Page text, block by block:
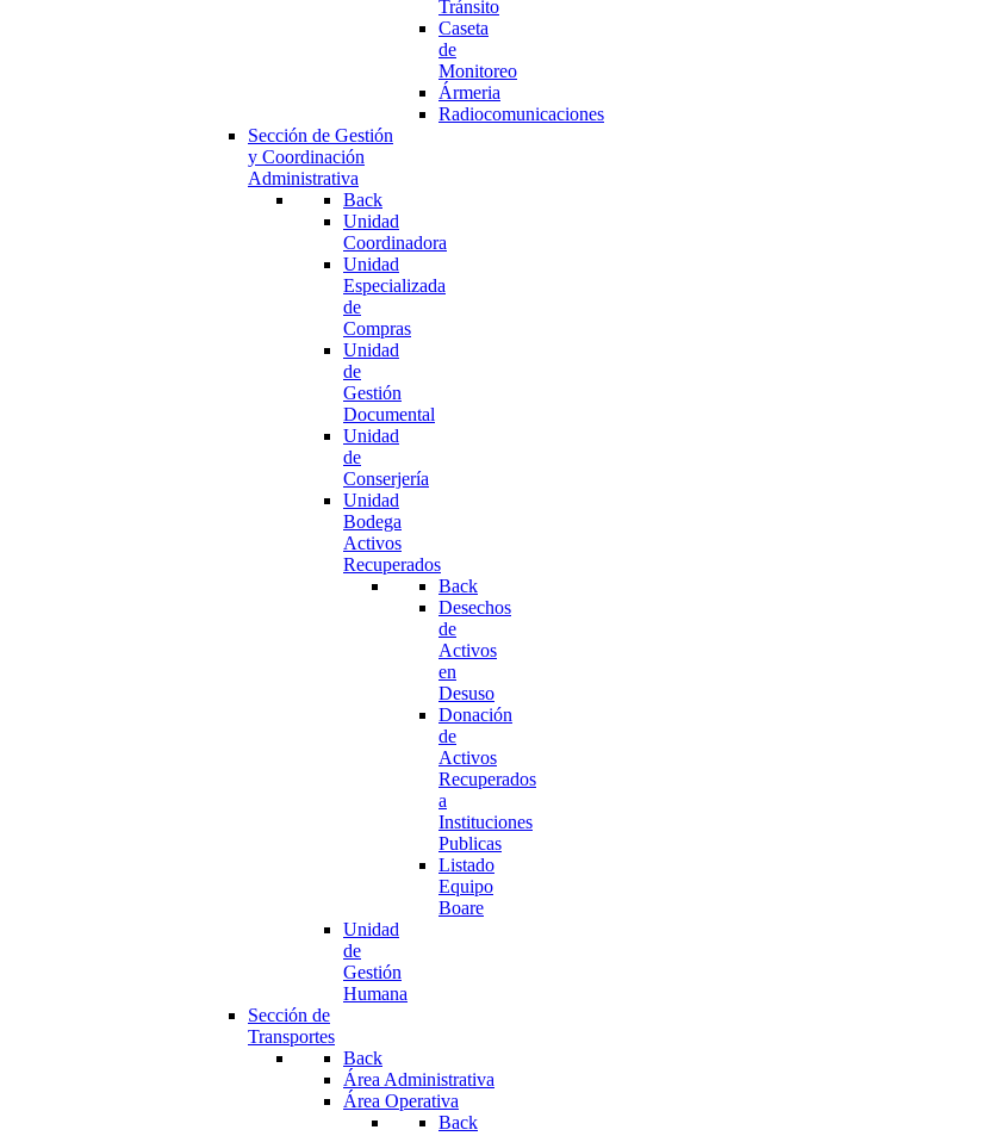
Tránsito
Caseta
de
Monitoreo
Ármeria
Radiocomunicaciones
Sección de Gestión
y Coordinación
Administrativa
Back
Unidad
Coordinadora
Unidad
Especializada
de
Compras
Unidad
de
Gestión
Documental
Unidad
de
Conserjería
Unidad
Bodega
Activos
Recuperados
Back
Desechos
de
Activos
en
Desuso
Donación
de
Activos
Recuperados
a
Instituciones
Publicas
Listado
Equipo
Boare
Unidad
de
Gestión
Humana
Sección de
Transportes
Back
Área Administrativa
Área Operativa
Back